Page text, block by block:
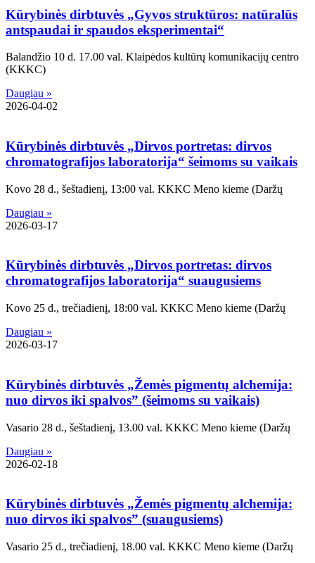
Kūrybinės dirbtuvės „Gyvos struktūros: natūralūs
antspaudai ir spaudos eksperimentai“
Balandžio 10 d. 17.00 val. Klaipėdos kultūrų komunikacijų centro
(KKKC)
Daugiau »
2026-04-02
Kūrybinės dirbtuvės „Dirvos portretas: dirvos
chromatografijos laboratorija“ šeimoms su vaikais
Kovo 28 d., šeštadienį, 13:00 val. KKKC Meno kieme (Daržų
Daugiau »
2026-03-17
Kūrybinės dirbtuvės „Dirvos portretas: dirvos
chromatografijos laboratorija“ suaugusiems
Kovo 25 d., trečiadienį, 18:00 val. KKKC Meno kieme (Daržų
Daugiau »
2026-03-17
Kūrybinės dirbtuvės „Žemės pigmentų alchemija:
nuo dirvos iki spalvos” (šeimoms su vaikais)
Vasario 28 d., šeštadienį, 13.00 val. KKKC Meno kieme (Daržų
Daugiau »
2026-02-18
Kūrybinės dirbtuvės „Žemės pigmentų alchemija:
nuo dirvos iki spalvos” (suaugusiems)
Vasario 25 d., trečiadienį, 18.00 val. KKKC Meno kieme (Daržų